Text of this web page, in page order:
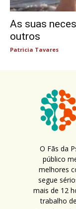
As suas
outros
Patricia Tavares
O Fãs da
público
melhores
segue
mais de 12
trabalho